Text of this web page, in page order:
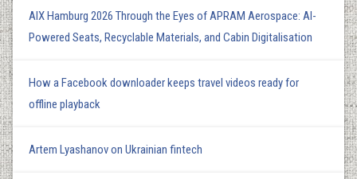
AIX Hamburg 2026 Through the Eyes of APRAM Aerospace: AI-
Powered Seats, Recyclable Materials, and Cabin Digitalisation
How a Facebook downloader keeps travel videos ready for
offline playback
Artem Lyashanov on Ukrainian fintech